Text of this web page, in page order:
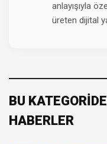
anlayışıyla
üreten dijital
BU
HABERLER